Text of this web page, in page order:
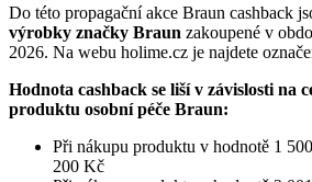
Do této propagační akce Braun cashback
výrobky značky Braun zakoupené v
2026. Na webu holime.cz je najdete
Hodnota cashback se liší v závislosti na
produktu osobní péče Braun:
Při nákupu produktu v hodnotě 1
200 Kč